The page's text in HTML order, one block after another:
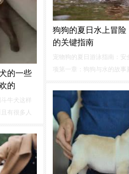
的一些
的
牛犬这样
有很多人
1、有吃的
。
狗狗的夏日水上冒险
的关键指南
宠物狗的夏日游泳指南：安
项第一章：狗狗与水的故事
然而，并非所有狗狗都天生
说金毛犬生来就热爱水，